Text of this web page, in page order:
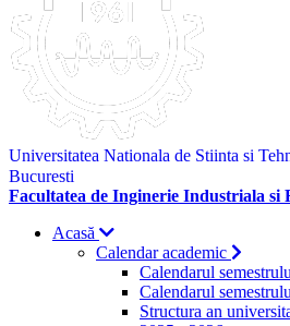
Universitatea Nationala de Stiinta si
Bucuresti
Facultatea de Inginerie Industriala si
Acasă
Calendar academic
Calendarul
Calendarul
Structura an